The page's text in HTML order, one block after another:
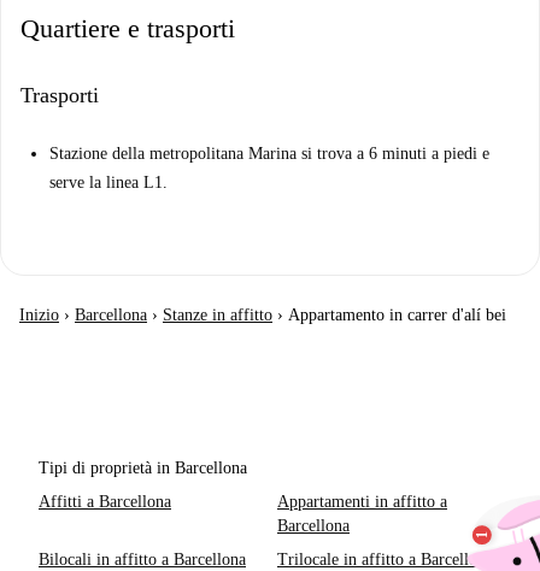
Quartiere e trasporti
Trasporti
Stazione della metropolitana Marina si trova a 6 minuti a piedi e
serve la linea L1.
Inizio › Barcellona › Stanze in affitto › Appartamento in carrer d'alí bei
Tipi di proprietà in Barcellona
Affitti a Barcellona
Appartamenti in affitto a
Barcellona
Bilocali in affitto a Barcellona
Trilocale in affitto a Barcellona